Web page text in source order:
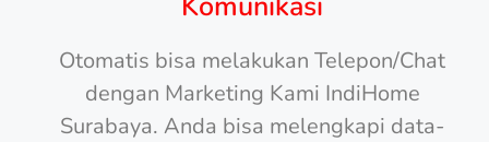
Otomatis bisa melakukan Telepon/Chat
dengan Marketing Kami IndiHome
Surabaya. Anda bisa melengkapi data-